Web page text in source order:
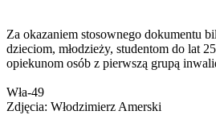
Za okazaniem stosownego dokumentu
dzieciom, młodzieży, studentom do lat
opiekunom osób z pierwszą grupą
Wła-49
Zdjęcia: Włodzimierz Amerski